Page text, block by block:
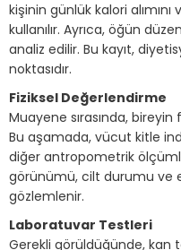
kişinin günlük kalori
kullanılır. Ayrıca, öğün
analiz edilir. Bu kayıt,
noktasıdır.
Fiziksel Değerlendirme
Muayene sırasında,
Bu aşamada, vücut kitle
diğer antropometrik
görünümü, cilt durumu ve
gözlemlenir.
Laboratuvar Testleri
Gerekli görüldüğünde,